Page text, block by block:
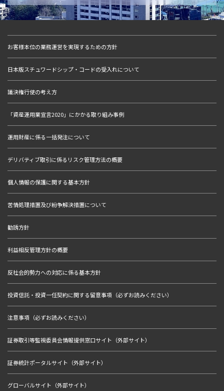
お客様本位の業務運営を実現するための方針
日本版スチュワードシップ・コードの受入れについて
議決権行使の考え方
「資産運用業宣言2020」にかかる取り組み事例
運用財産に係る一括発注について
デリバティブ取引に係るリスク管理方法の概要
個人情報の保護に関する基本方針
苦情処理措置及び紛争解決措置について
勧誘方針
利益相反管理方針の概要
反社会的勢力への対応に係る基本方針
投資信託・投資一任契約に関する留意事項（必ずお読みください）
注意事項（必ずお読みください）
証券取引等監視委員会情報提供窓口サイト（外部サイト）
証券統計ポータルサイト（外部サイト）
グローバルサイト（外部サイト）